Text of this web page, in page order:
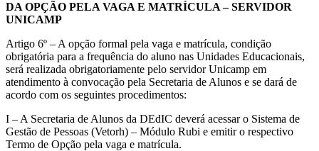
DA OPÇÃO PELA VAGA E MATRÍCULA – SERVIDOR
UNICAMP
Artigo 6º – A opção formal pela vaga e matrícula, condição
obrigatória para a frequência do aluno nas Unidades Educacionais,
será realizada obrigatoriamente pelo servidor Unicamp em
atendimento à convocação pela Secretaria de Alunos e se dará de
acordo com os seguintes procedimentos:
I – A Secretaria de Alunos da DEdIC deverá acessar o Sistema de
Gestão de Pessoas (Vetorh) – Módulo Rubi e emitir o respectivo
Termo de Opção pela vaga e matrícula.